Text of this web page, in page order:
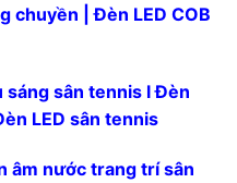
chuyền | Đèn LED COB
sáng sân tennis l Đèn
LED sân tennis
âm nước trang trí sân